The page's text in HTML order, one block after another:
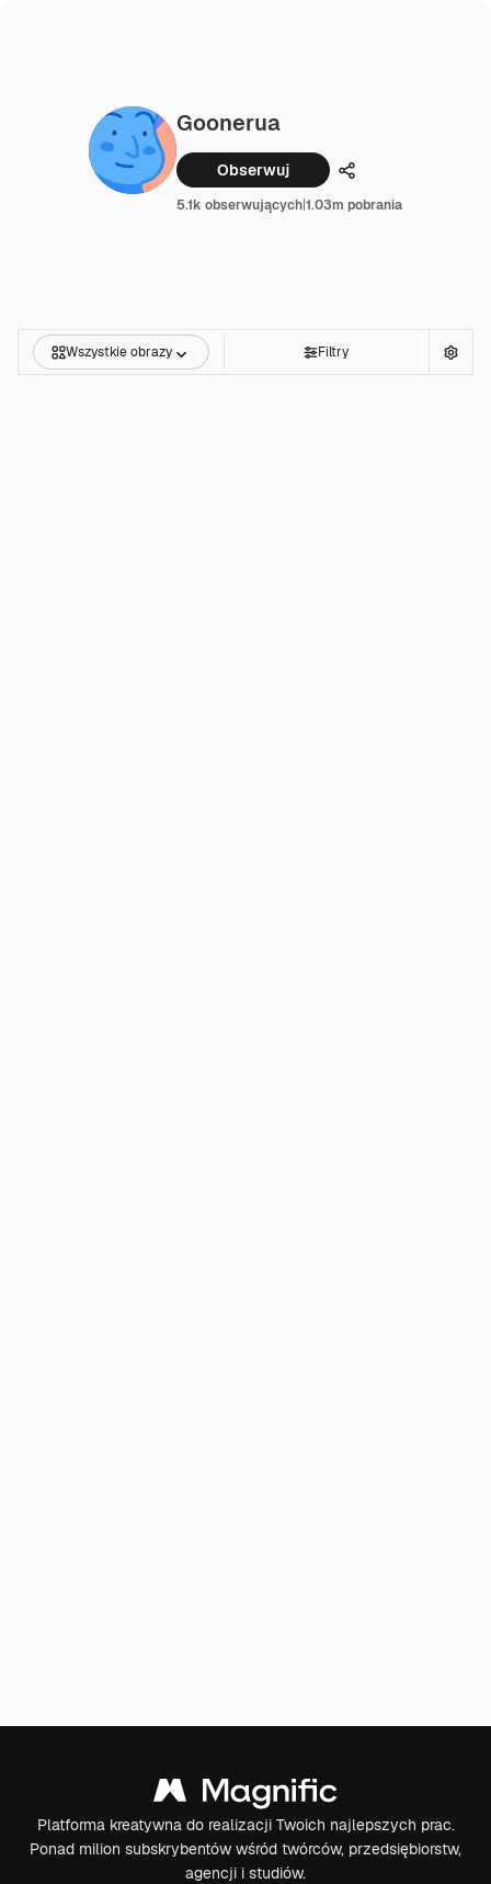
Goonerua
Obserwuj Udostępnij
5.1k obserwujących|1.03m pobrania
Wszystkie obrazy Filtry
Platforma kreatywna do realizacji Twoich najlepszych prac.
Ponad milion subskrybentów wśród twórców, przedsiębiorstw,
agencji i studiów.